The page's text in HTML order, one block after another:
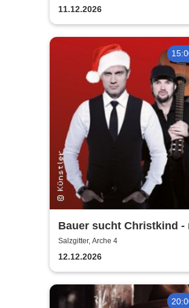
11.12.2026
Bauer sucht Christkind -
Ralf Bauer & Pat Fritz
Salzgitter, Arche 4
12.12.2026